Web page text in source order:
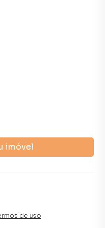
e uma central de
imóvel
de uso ·